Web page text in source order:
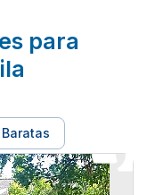
para
Baratas